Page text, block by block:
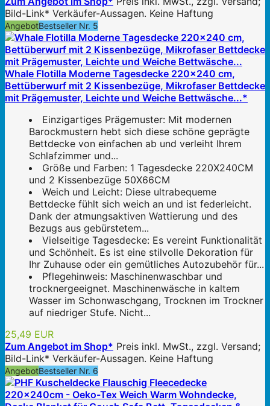
Bild-Link* Verkäufer-Aussagen. Keine Haftung
AngebotBestseller Nr. 5
Whale Flotilla Moderne Tagesdecke 220x240 cm,
Bettüberwurf mit 2 Kissenbezüge, Mikrofaser Bettdecke
mit Prägemuster, Leichte und Weiche Bettwäsche...*
Einzigartiges Prägemuster: Mit modernen
Barockmustern hebt sich diese schöne geprägte
Bettdecke von einfachen ab und verleiht Ihrem
Schlafzimmer und...
Größe und Farben: 1 Tagesdecke 220X240CM
und 2 Kissenbezüge 50X66CM
Weich und Leicht: Diese ultrabequeme
Bettdecke fühlt sich weich an und ist federleicht.
Dank der atmungsaktiven Wattierung und des
Bezugs aus gebürstetem...
Vielseitige Tagesdecke: Es vereint Funktionalität
und Schönheit. Es ist eine stilvolle Dekoration für
Ihr Zuhause oder ein gemütliches Autozubehör für...
Pflegehinweis: Maschinenwaschbar und
trocknergeeignet. Maschinenwäsche in kaltem
Wasser im Schonwaschgang, Trocknen im Trockner
auf niedriger Stufe. Nicht...
25,49 EUR
Zum Angebot im Shop* Preis inkl. MwSt., zzgl. Versand;
Bild-Link* Verkäufer-Aussagen. Keine Haftung
AngebotBestseller Nr. 6